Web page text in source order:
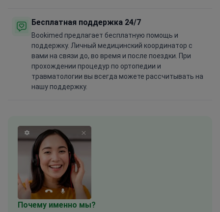
Бесплатная поддержка 24/7
Bookimed предлагает бесплатную помощь и
поддержку. Личный медицинский координатор с
вами на связи до, во время и после поездки. При
прохождении процедур по ортопедии и
травматологии вы всегда можете рассчитывать на
нашу поддержку.
Почему именно мы?